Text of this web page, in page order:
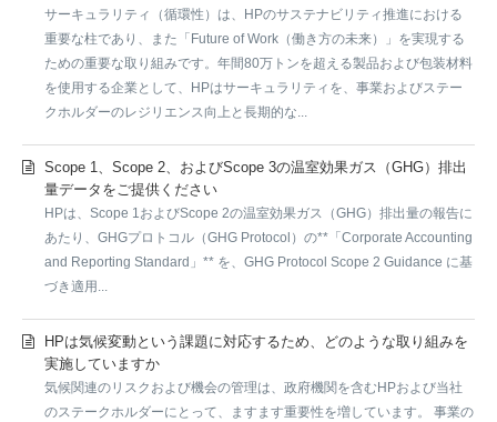
サーキュラリティ（循環性）は、HPのサステナビリティ推進における
重要な柱であり、また「Future of Work（働き方の未来）」を実現する
ための重要な取り組みです。年間80万トンを超える製品および包装材料
を使用する企業として、HPはサーキュラリティを、事業およびステー
クホルダーのレジリエンス向上と長期的な...
Scope 1、Scope 2、およびScope 3の温室効果ガス（GHG）排出
量データをご提供ください
HPは、Scope 1およびScope 2の温室効果ガス（GHG）排出量の報告に
あたり、GHGプロトコル（GHG Protocol）の**「Corporate Accounting
and Reporting Standard」** を、GHG Protocol Scope 2 Guidance に基
づき適用...
HPは気候変動という課題に対応するため、どのような取り組みを
実施していますか
気候関連のリスクおよび機会の管理は、政府機関を含むHPおよび当社
のステークホルダーにとって、ますます重要性を増しています。 事業の